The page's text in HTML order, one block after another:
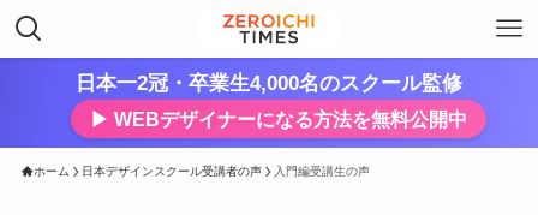
日本一2冠・卒業生4,000名のスクール監修
▶︎ WEBデザイナーになる方法を無料公開中
ホーム 日本デザインスクール受講者の声 入門編受講生の声